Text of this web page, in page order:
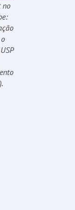
no